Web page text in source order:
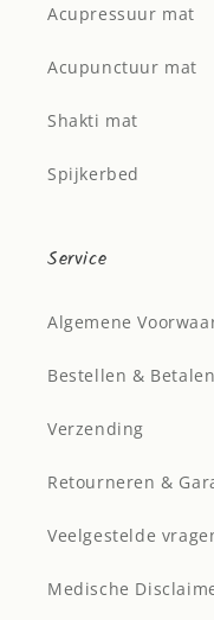
Acupressuur mat
Acupunctuur mat
Shakti mat
Spijkerbed
Service
Algemene
Bestellen & Betalen
Verzending
Retourneren &
Veelgestelde
Medische